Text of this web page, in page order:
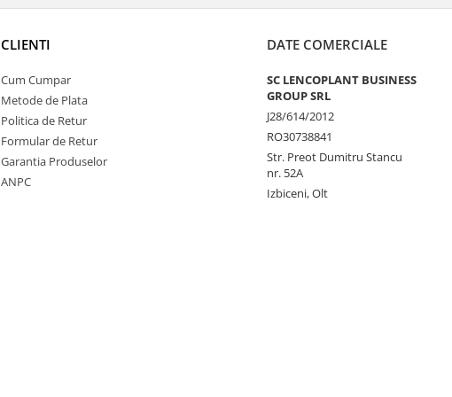
CLIENTI
Cum Cumpar
Metode de Plata
Politica de Retur
Formular de Retur
Garantia Produselor
ANPC
DATE COMERCIALE
SC LENCOPLANT BUSINESS
GROUP SRL
J28/614/2012
RO30738841
Str. Preot Dumitru Stancu
nr. 52A
Izbiceni, Olt